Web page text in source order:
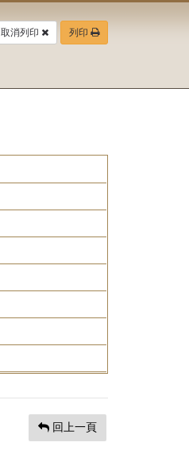
取消列印 列印
回上一頁